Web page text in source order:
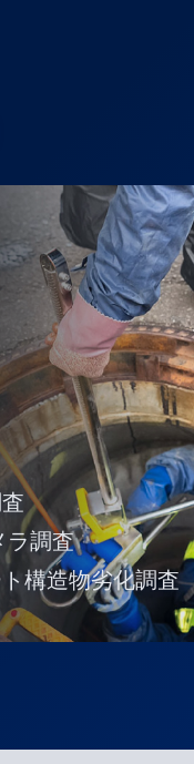
ラ調査
構造物劣化調査